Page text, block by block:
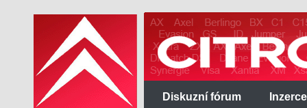
Diskuzní fórum Inzerce